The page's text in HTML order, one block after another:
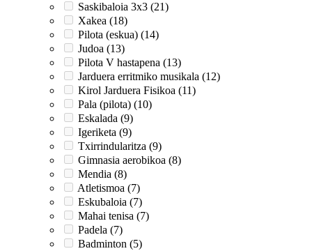
Saskibaloia 3x3 (21)
Xakea (18)
Pilota (eskua) (14)
Judoa (13)
Pilota V hastapena (13)
Jarduera erritmiko musikala (12)
Kirol Jarduera Fisikoa (11)
Pala (pilota) (10)
Eskalada (9)
Igeriketa (9)
Txirrindularitza (9)
Gimnasia aerobikoa (8)
Mendia (8)
Atletismoa (7)
Eskubaloia (7)
Mahai tenisa (7)
Padela (7)
Badminton (5)